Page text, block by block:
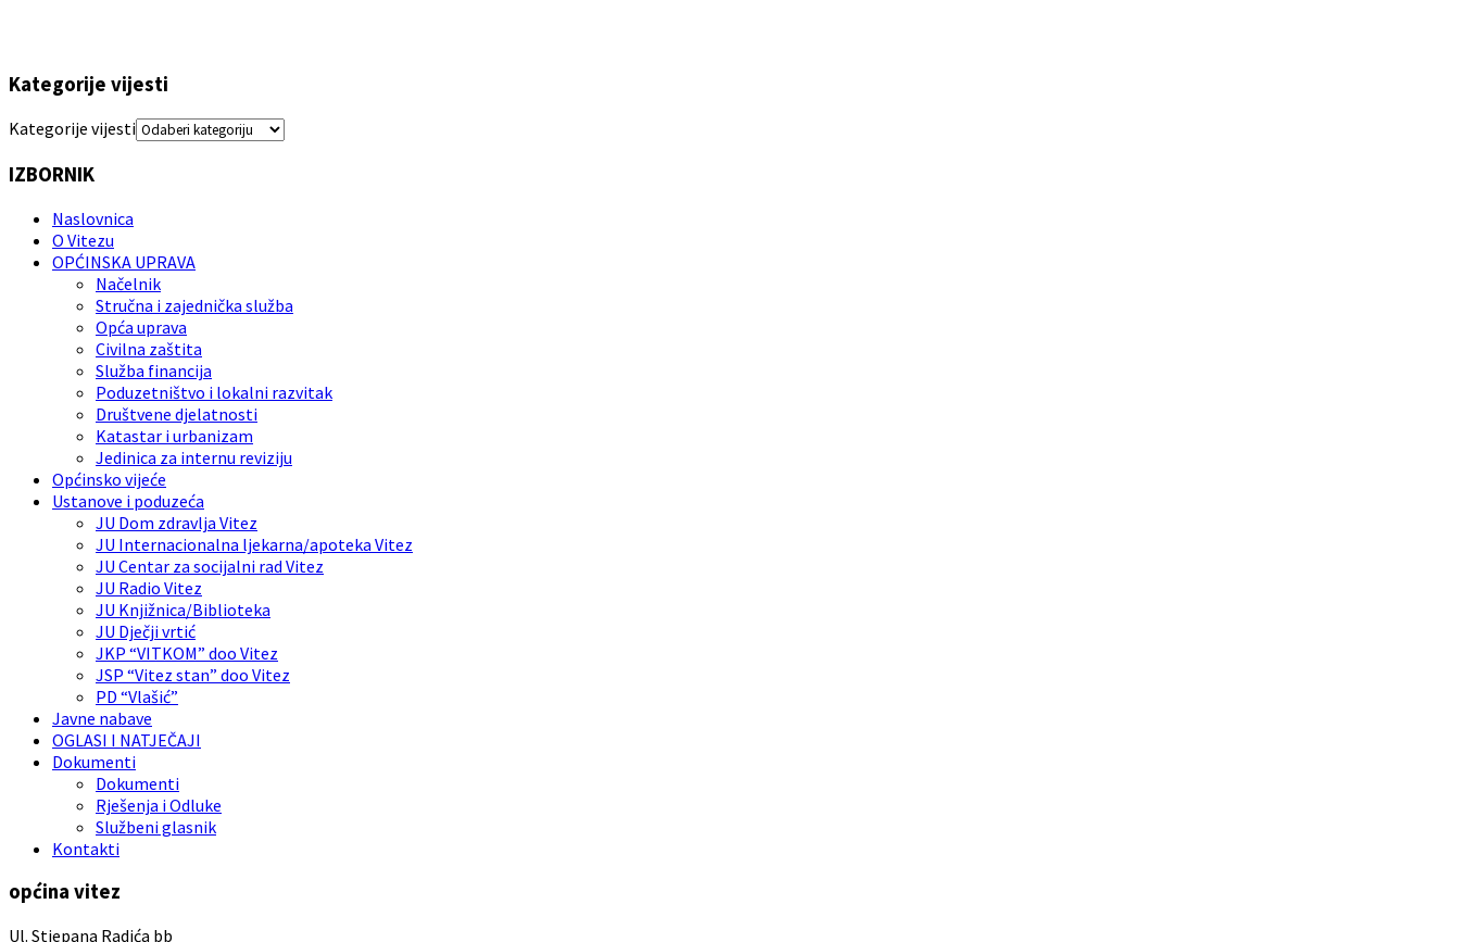
Kategorije vijesti
Kategorije vijesti
IZBORNIK
Naslovnica
O Vitezu
OPĆINSKA UPRAVA
Načelnik
Stručna i zajednička služba
Opća uprava
Civilna zaštita
Služba financija
Poduzetništvo i lokalni razvitak
Društvene djelatnosti
Katastar i urbanizam
Jedinica za internu reviziju
Općinsko vijeće
Ustanove i poduzeća
JU Dom zdravlja Vitez
JU Internacionalna ljekarna/apoteka Vitez
JU Centar za socijalni rad Vitez
JU Radio Vitez
JU Knjižnica/Biblioteka
JU Dječji vrtić
JKP “VITKOM” doo Vitez
JSP “Vitez stan” doo Vitez
PD “Vlašić”
Javne nabave
OGLASI I NATJEČAJI
Dokumenti
Dokumenti
Rješenja i Odluke
Službeni glasnik
Kontakti
općina vitez
Ul. Stjepana Radića bb